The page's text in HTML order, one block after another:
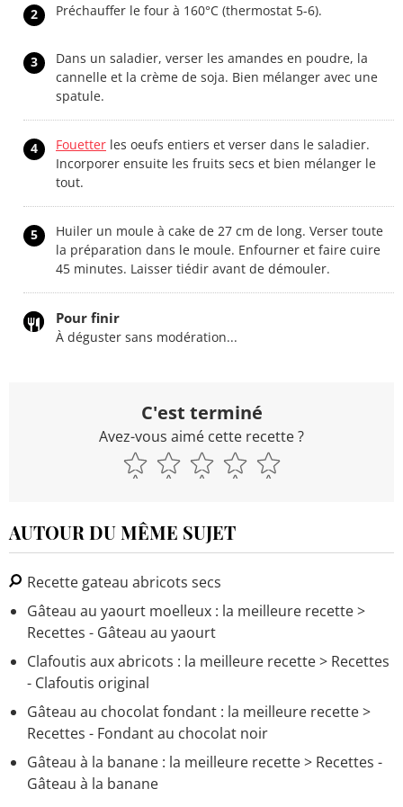
2 Préchauffer le four à 160°C (thermostat 5-6).
3
Dans un saladier, verser les amandes en poudre, la
cannelle et la crème de soja. Bien mélanger avec une
spatule.
4 Fouetter les oeufs entiers et verser dans le saladier.
Incorporer ensuite les fruits secs et bien mélanger le
tout.
5
Huiler un moule à cake de 27 cm de long. Verser toute
la préparation dans le moule. Enfourner et faire cuire
45 minutes. Laisser tiédir avant de démouler.
Pour finir
À déguster sans modération...
C'est terminé
Avez-vous aimé cette recette ?
AUTOUR DU MÊME SUJET
Recette gateau abricots secs
Gâteau au yaourt moelleux : la meilleure recette>
Recettes - Gâteau au yaourt
Clafoutis aux abricots : la meilleure recette> Recettes
- Clafoutis original
Gâteau au chocolat fondant : la meilleure recette>
Recettes - Fondant au chocolat noir
Gâteau à la banane : la meilleure recette> Recettes -
Gâteau à la banane